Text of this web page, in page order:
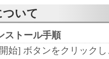
いて
ストール手順
始] ボタンをクリック